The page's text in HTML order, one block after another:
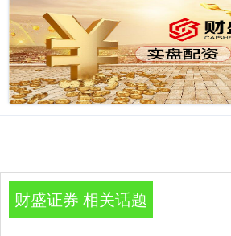
财盛证券 相关话题